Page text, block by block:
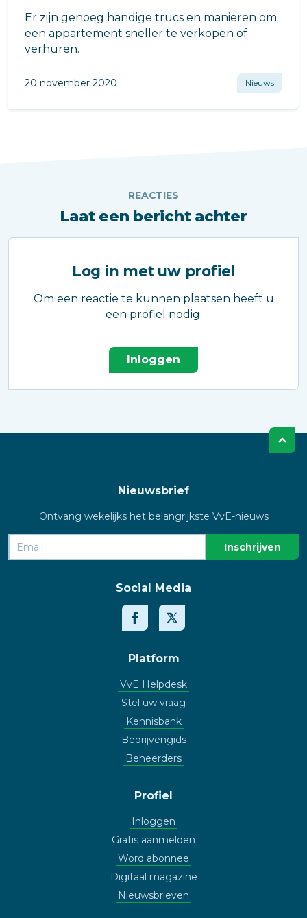
Er zijn genoeg handige trucs en manieren om
een appartement sneller te verkopen of
verhuren.
20 november 2020 Nieuws
REACTIES
Laat een bericht achter
Log in met uw profiel
Om een reactie te kunnen plaatsen heeft u
een profiel nodig.
Inloggen
Nieuwsbrief
Ontvang wekelijks het belangrijkste VvE-nieuws
Social Media
Platform
VvE Helpdesk
Stel uw vraag
Kennisbank
Bedrijvengids
Beheerders
Profiel
Inloggen
Gratis aanmelden
Word abonnee
Digitaal magazine
Nieuwsbrieven